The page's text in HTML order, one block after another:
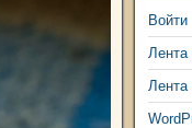
Войти
Лента
Лента